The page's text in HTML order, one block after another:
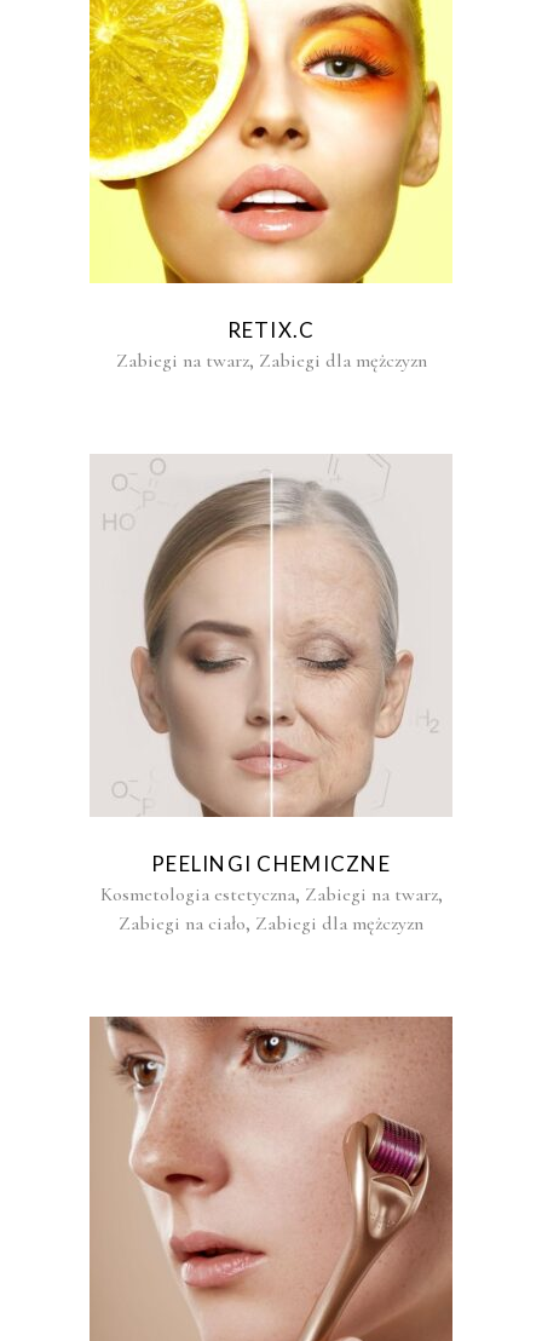
RETIX.C
Zabiegi na twarz, Zabiegi dla mężczyzn
PEELINGI CHEMICZNE
Kosmetologia estetyczna, Zabiegi na twarz,
Zabiegi na ciało, Zabiegi dla mężczyzn